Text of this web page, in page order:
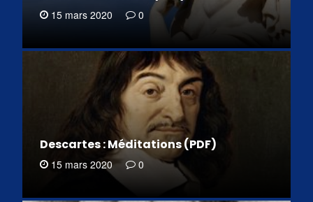
15 mars 2020 0
Descartes : Méditations (PDF)
15 mars 2020 0